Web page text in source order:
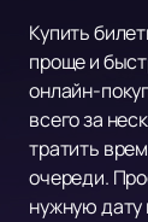
Купить
проще и
онлайн-
всего за
тратить
очереди.
нужную дату